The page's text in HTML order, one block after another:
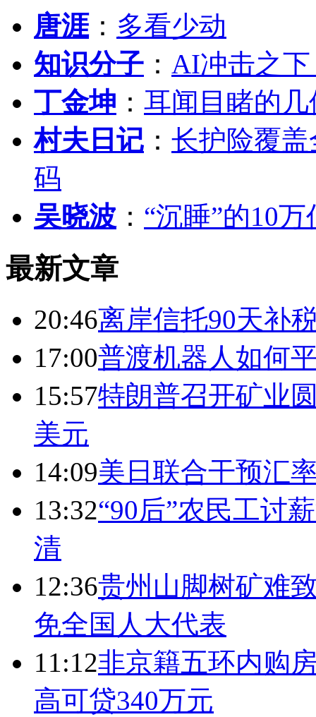
唐涯： 多看少动
知识分子 ： AI冲击之
丁金坤 ： 耳闻目睹的
村夫日记 ： 长护险覆
码
吴晓波 ： “沉睡”的10
最新文章
20:46离岸信托90天补
17:00普渡机器人如何
15:57特朗普召开矿业
美元
14:09美日联合干预汇
13:32“90后”农民工讨
清
12:36贵州山脚树矿难
免全国人大代表
11:12非京籍五环内购
高可贷340万元